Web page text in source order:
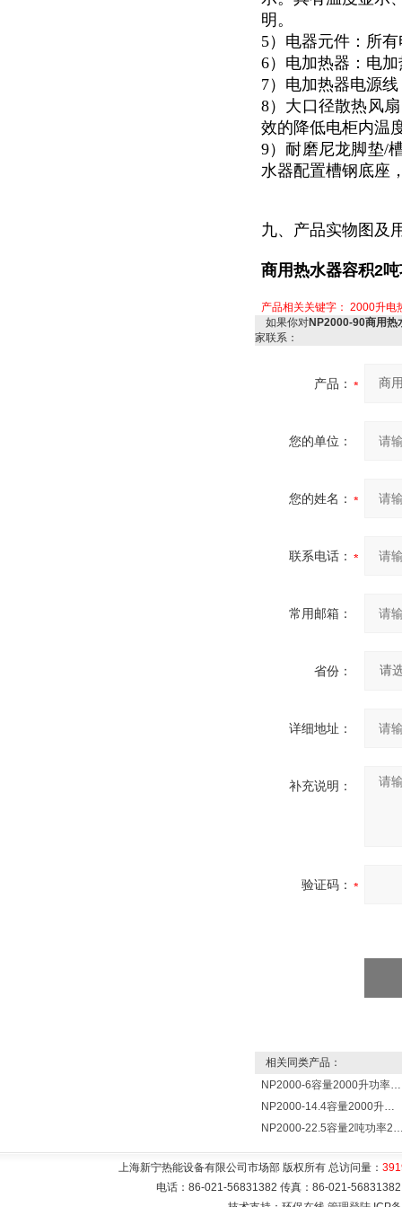
明。
5）电器元件：所
6）电加热器：电
7）电加热器电源
8）大口径散热风
效的降低电柜内温
9）耐磨尼龙脚垫/
水器配置槽钢底座
九、产品实物图及
商用热水器容积2
产品相关关键字： 2000升电
如果你对NP2000-90商用热
家联系：
产品：
您的单位：
您的姓名：
联系电话：
常用邮箱：
省份：
详细地址：
补充说明：
验证码：
相关同类产品：
NP2000-6容量2000升功率6000瓦新宁电热水器 热水锅炉
NP2000-14.4容量2000升功率14400瓦蓄热式电热水器 热水锅炉
NP2000-22.5容量2吨功率22500瓦储
上海新宁热能设备有限公司市场部 版权所有 总访问量：
电话：86-021-56831382 传真：86-021-